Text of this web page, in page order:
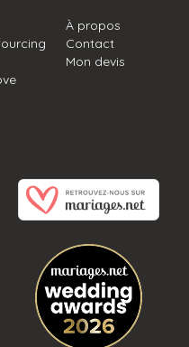
À propos
Contact
Mon devis